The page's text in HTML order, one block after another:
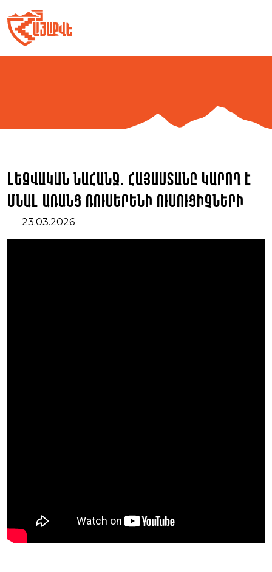
to
content
Լեզվական նահանջ. Հայաստանը կարող է
մնալ առանց ռուսերենի ուսուցիչների
23.03.2026